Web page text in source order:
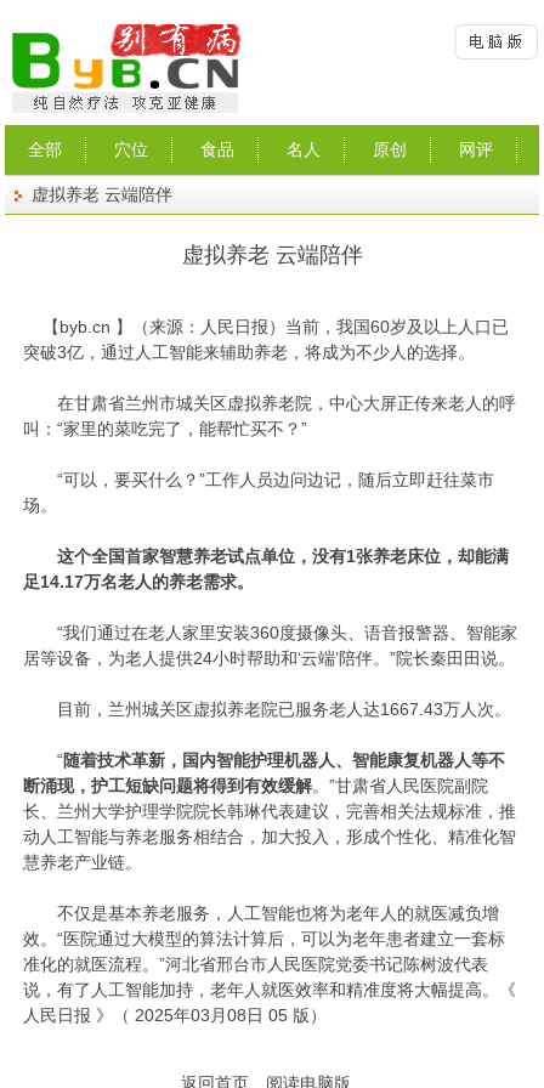
全部 穴位 食品 名人 原创 网评
虚拟养老 云端陪伴
虚拟养老 云端陪伴
【byb.cn 】（来源：人民日报）当前，我国60岁及以上人口已
突破3亿，通过人工智能来辅助养老，将成为不少人的选择。
在甘肃省兰州市城关区虚拟养老院，中心大屏正传来老人的呼
叫：“家里的菜吃完了，能帮忙买不？”
“可以，要买什么？”工作人员边问边记，随后立即赶往菜市
场。
这个全国首家智慧养老试点单位，没有1张养老床位，却能满
足14.17万名老人的养老需求。
“我们通过在老人家里安装360度摄像头、语音报警器、智能家
居等设备，为老人提供24小时帮助和‘云端’陪伴。”院长秦田田说。
目前，兰州城关区虚拟养老院已服务老人达1667.43万人次。
“随着技术革新，国内智能护理机器人、智能康复机器人等不
断涌现，护工短缺问题将得到有效缓解。”甘肃省人民医院副院
长、兰州大学护理学院院长韩琳代表建议，完善相关法规标准，推
动人工智能与养老服务相结合，加大投入，形成个性化、精准化智
慧养老产业链。
不仅是基本养老服务，人工智能也将为老年人的就医减负增
效。“医院通过大模型的算法计算后，可以为老年患者建立一套标
准化的就医流程。”河北省邢台市人民医院党委书记陈树波代表
说，有了人工智能加持，老年人就医效率和精准度将大幅提高。《
人民日报 》（ 2025年03月08日 05 版）
返回首页 阅读电脑版